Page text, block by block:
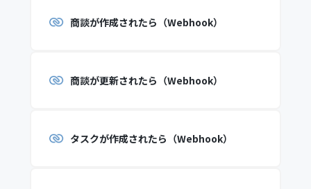
商談が作成されたら（Webhook）
商談が更新されたら（Webhook）
タスクが作成されたら（Webhook）